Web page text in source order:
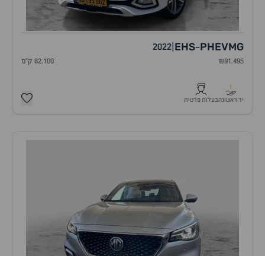
MG
EHS-PHEV
2022
₪91,495 82,100 ק"מ
1
יד ראשונהבעלות פרטית